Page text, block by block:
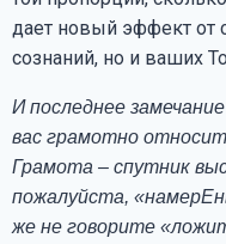
дает новый эффект от
сознаний, но и ваших
И последнее
вас грамотно
Грамота – спутник
пожалуйста,
же не говорите